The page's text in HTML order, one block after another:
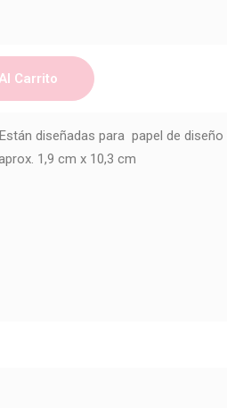
Carrito
diseñadas para papel de
1,9 cm x 10,3 cm